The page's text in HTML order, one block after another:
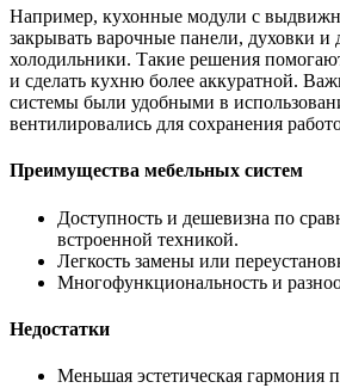
Например, кухонные модули с
закрывать варочные панели, духовки и
холодильники. Такие решения
и сделать кухню более аккуратной.
системы были удобными в
вентилировались для сохранения
Преимущества мебельных систем
Доступность и дешевизна по
встроенной техникой.
Легкость замены или
Многофункциональность и
Недостатки
Меньшая эстетическая гармония